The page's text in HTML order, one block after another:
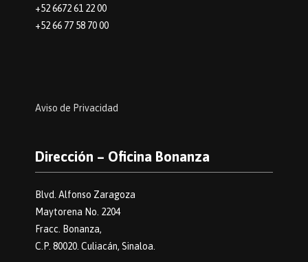
+52 6672 61 22 00
+52 66 77 58 70 00
Aviso de Privacidad
Dirección – Oficina Bonanza
Blvd. Alfonso Zaragoza
Maytorena No. 2204
Fracc. Bonanza,
C.P. 80020. Culiacán, Sinaloa.